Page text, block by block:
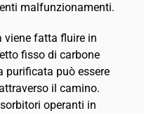
malfunzionamenti.
viene fatta fluire in
fisso di carbone
purificata può essere
il camino.
operanti in